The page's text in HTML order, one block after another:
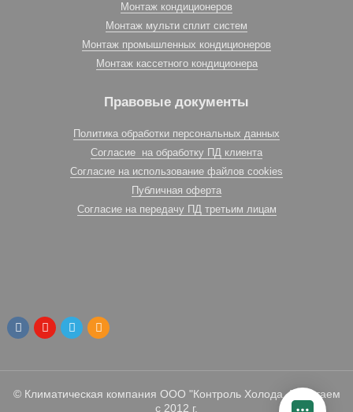
Монтаж кондиционеров
Монтаж мульти сплит систем
Монтаж промышленных кондиционеров
Монтаж кассетного кондиционера
Правовые документы
Политика обработки персональных данных
Согласие на обработку ПД клиента
Согласие на использование файлов cookies
Публичная оферта
Согласие на передачу ПД третьим лицам
© Климатическая компания ООО "Контроль Холода. Работаем
с 2012 г.